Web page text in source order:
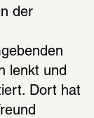
der
lenkt und
Dort hat